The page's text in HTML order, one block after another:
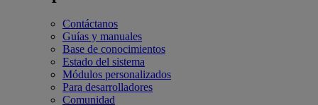
Contáctanos
Guías y manuales
Base de conocimientos
Estado del sistema
Módulos personalizados
Para desarrolladores
Comunidad